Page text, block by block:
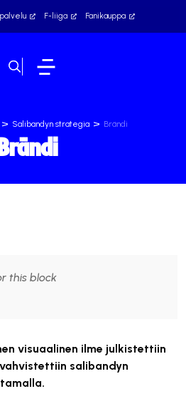
F-liiga Fanikauppa
> Salibandyn strategia > Brändi
Brändi
this block
visuaalinen ilme julkistettiin
salibandyn